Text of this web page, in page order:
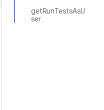
getRunTestsAsU
ser